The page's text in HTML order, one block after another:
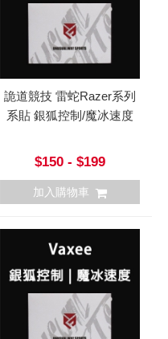
詭道競技 雷蛇Razer系列
系貼 銀狐控制/魔冰速度
$150 - $199
加入購物車